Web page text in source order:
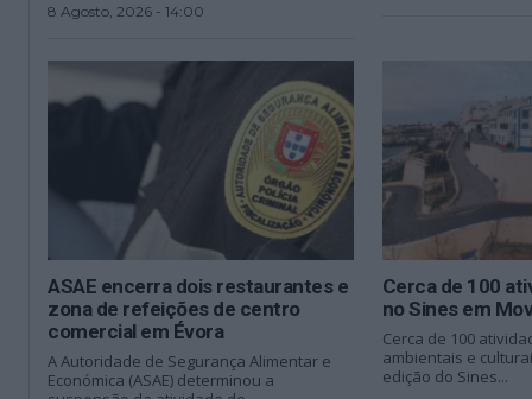
8 Agosto, 2026 - 14:00
ASAE encerra dois restaurantes e
zona de refeições de centro
comercial em Évora
A Autoridade de Segurança Alimentar e
Económica (ASAE) determinou a
Cerca de 100
no Sines em
Cerca de 100
ambientais e
edição do Sines...